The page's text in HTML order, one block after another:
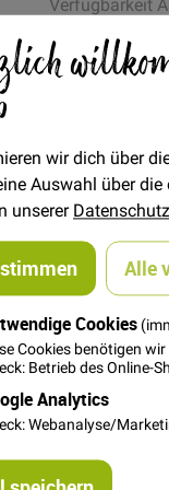
wir dich über
Auswahl über
unserer
Alle
Cookies
Cookies benötigen
Betrieb des Online-
Analytics
Webanalyse/
10,90 €
STÜCK
In den
Unterteil). Die
Man verwendet
und dem
sich auf der